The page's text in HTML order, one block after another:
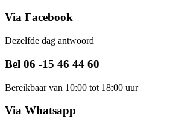
Via Facebook
Dezelfde dag antwoord
Bel 06 -15 46 44 60
Bereikbaar van 10:00 tot 18:00 uur
Via Whatsapp